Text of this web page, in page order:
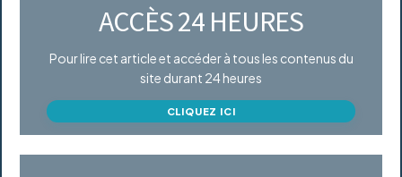
ACCÈS 24 HEURES
Pour lire cet article et accéder à tous les contenus du
site durant 24 heures
CLIQUEZ ICI